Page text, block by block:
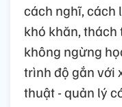
cách nghĩ, cách
khó khăn,
không ngừng
trình độ gắn với
thuật - quản lý